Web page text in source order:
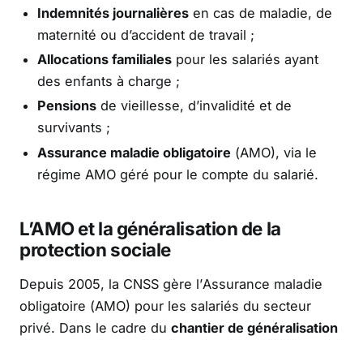
Indemnités journalièresen cas de maladie, de
maternité ou d’accident de travail ;
Allocations familialespour les salariés ayant
des enfants à charge ;
Pensionsde vieillesse, d’invalidité et de
survivants ;
Assurance maladie obligatoire (AMO), via le
régime AMO géré pour le compte du salarié.
L’AMO et la généralisation de la
protection sociale
Depuis 2005, la CNSS gère l’Assurance maladie
obligatoire (AMO) pour les salariés du secteur
privé. Dans le cadre du chantier de généralisation